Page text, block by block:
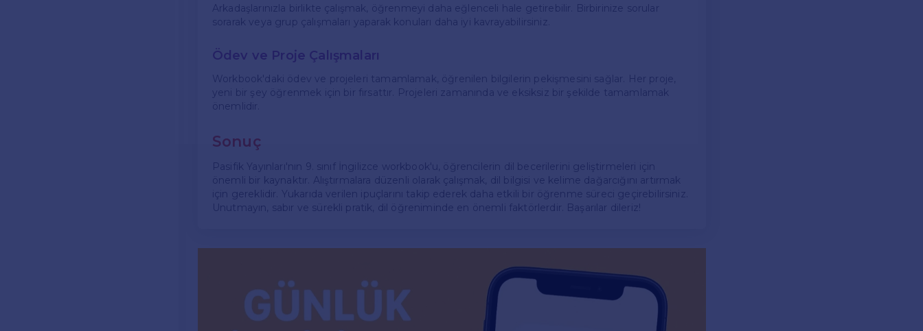
Arkadaşlarınızla birlikte çalışmak, öğrenmeyi daha eğlenceli hale getirebilir. Birbirinize sorular
sorarak veya grup çalışmaları yaparak konuları daha iyi kavrayabilirsiniz.
Ödev ve Proje Çalışmaları
Workbook'daki ödev ve projeleri tamamlamak, öğrenilen bilgilerin pekişmesini sağlar. Her proje,
yeni bir şey öğrenmek için bir fırsattır. Projeleri zamanında ve eksiksiz bir şekilde tamamlamak
önemlidir.
Sonuç
Pasifik Yayınları'nın 9. sınıf İngilizce workbook'u, öğrencilerin dil becerilerini geliştirmeleri için
önemli bir kaynaktır. Alıştırmalara düzenli olarak çalışmak, dil bilgisi ve kelime dağarcığını artırmak
için gereklidir. Yukarıda verilen ipuçlarını takip ederek daha etkili bir öğrenme süreci geçirebilirsiniz.
Unutmayın, sabır ve sürekli pratik, dil öğreniminde en önemli faktörlerdir. Başarılar dileriz!